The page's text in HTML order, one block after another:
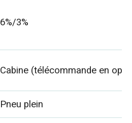
6%/3%
Cabine (télécommande en
Pneu plein